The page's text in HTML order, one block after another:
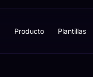
Producto Plantillas